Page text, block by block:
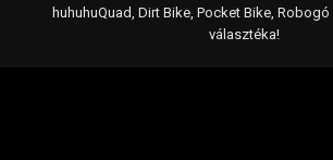
huhuhuQuad, Dirt Bike, Pocket Bike,
választéka!